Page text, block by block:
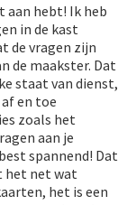
aan hebt! Ik heb
in de kast
de vragen zijn
de maakster. Dat
staat van dienst,
en toe
zoals het
aan je
spannend! Dat
het net wat
het is een